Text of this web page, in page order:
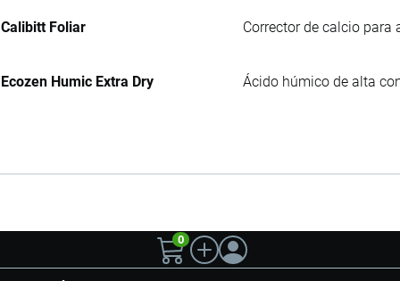
Calibitt Foliar Corrector de calcio
Ecozen Humic Extra Dry Ácido húmico de alta
0